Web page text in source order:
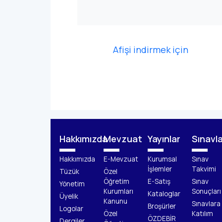
Afişi indirmek için
Hakkımızda
Hakkımızda
Tüzük
Yönetim
Üyelik
Logolar
Mevzuat
E-Mevzuat
Özel
Öğretim
Kurumları
Kanunu
Özel
Yayınlar
Kurumsal
İşlemler
E-Satış
Kataloglar
Broşürler
ÖZDEBİR
Sınav
Takvimi
Sınav
Sonuçları
Sınavlara
Katılım